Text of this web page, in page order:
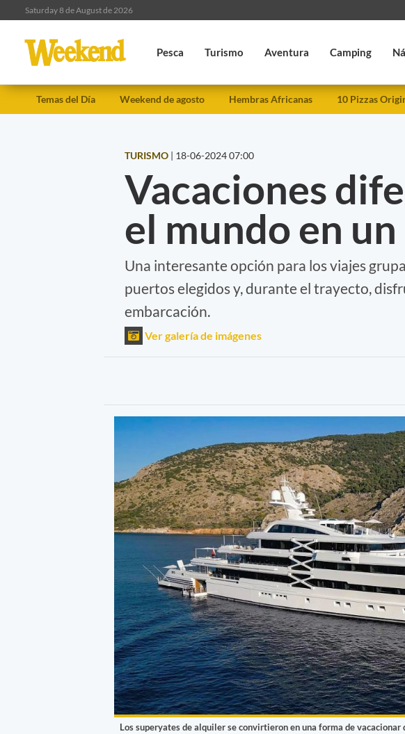
Saturday 8 de August de 2026
Pesca Turismo Aventura Camping
Temas del Día Weekend de agosto Hembras Africanas 10 Pizzas
TURISMO | 18-06-2024 07:00
Vacaciones
el mundo en
Una interesante opción para los viajes
puertos elegidos y, durante el trayecto,
embarcación.
Ver galería de imágenes
Los superyates de alquiler se convirtieron en una forma de